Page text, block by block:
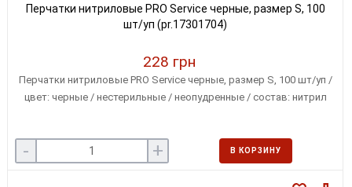
Перчатки нитриловые PRO Service черные, размер S, 100
шт/уп (pr.17301704)
228 грн
Перчатки нитриловые PRO Service черные, размер S, 100 шт/уп /
цвет: черные / нестерильные / неопудренные / состав: нитрил
- + В КОРЗИНУ